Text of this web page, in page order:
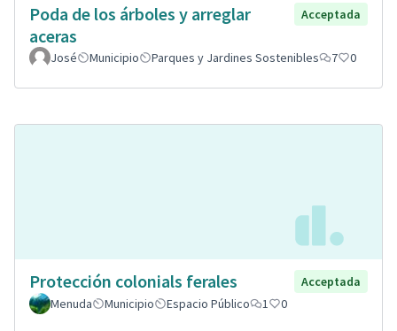
Poda de los árboles y arreglar
aceras
Acceptada
José Municipio Parques y Jardines Sostenibles 7 0
Protección colonials ferales
Acceptada
Menuda
Municipio Espacio Público 1 0